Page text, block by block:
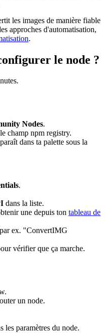
les images de manière fiable
approches d'automatisation,
.
le node ?
Nodes.
champ npm registry.
dans ta palette sous la
.
dans la liste.
une depuis ton tableau de
ex. "ConvertIMG
vérifier que ça marche.
un node.
les paramètres du node.